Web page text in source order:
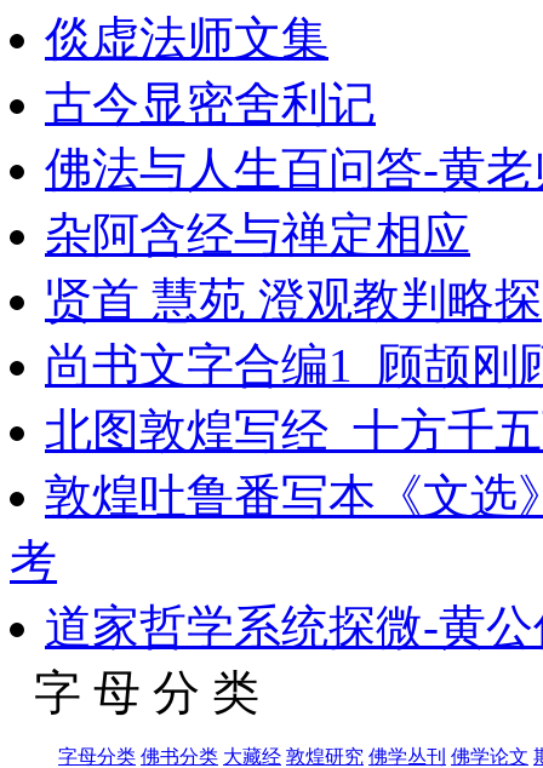
倓虚法师文集
古今显密舍利记
佛法与人生百问答-黄
杂阿含经与禅定相应
贤首 慧苑 澄观教判略探
尚书文字合编1_顾颉刚
北图敦煌写经_十方千
敦煌吐鲁番写本《文
考
道家哲学系统探微-黄
字 母 分 类
字母分类 佛书分类 大藏经 敦煌研究 佛学丛刊 佛学论文